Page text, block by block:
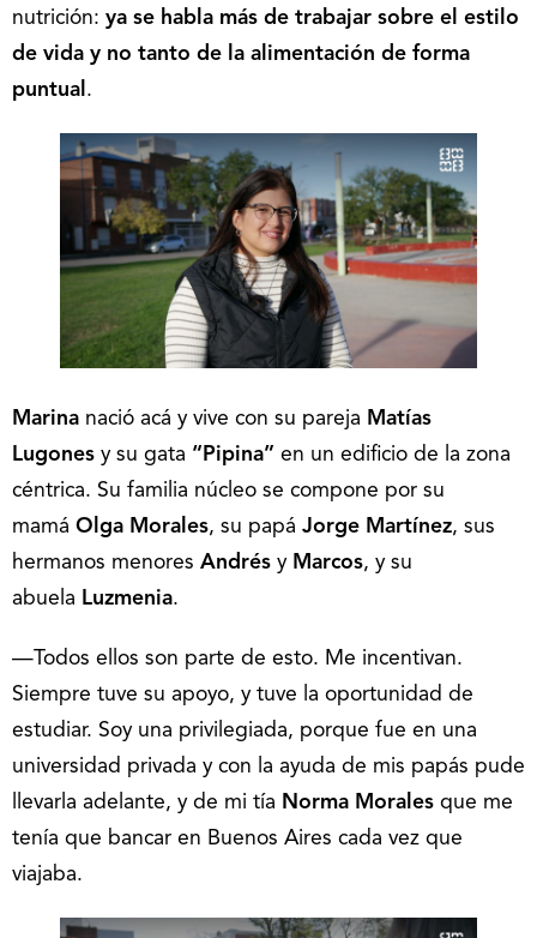
nutrición: ya se habla más de trabajar sobre el estilo
de vida y no tanto de la alimentación de forma
puntual .
Marina nació acá y vive con su pareja Matías
Lugones y su gata “Pipina” en un edificio de la zona
céntrica. Su familia núcleo se compone por su
mamá Olga Morales, su papá Jorge Martínez, sus
hermanos menores Andrés y Marcos, y su
abuela Luzmenia.
—Todos ellos son parte de esto. Me incentivan.
Siempre tuve su apoyo, y tuve la oportunidad de
estudiar. Soy una privilegiada, porque fue en una
universidad privada y con la ayuda de mis papás pude
llevarla adelante, y de mi tía Norma Morales que me
tenía que bancar en Buenos Aires cada vez que
viajaba.